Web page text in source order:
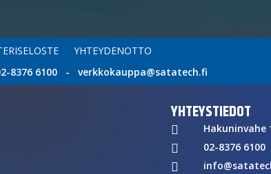
YHTEYDENOTTO
8376 6100 - verkkokauppa@satatech.fi
YHTEYSTIEDOT
 Hakuninvahe
 02-8376 6100
